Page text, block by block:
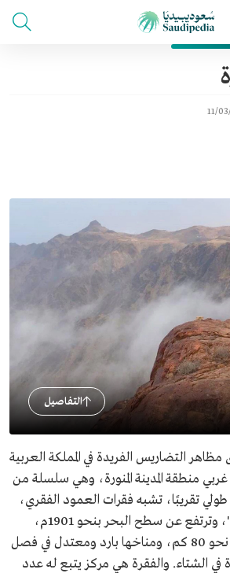
11/
التفاصيل
التضاريس الفريدة في المملكة العربية
منطقة المدينة المنورة، وهي سلسلة من
طولي تقريبًا، تشبه فقرات العمود الفقري،
ولذلك سميت "الفقرة"، وترتفع عن سطح البحر بنحو 1901م،
وتبعد عن المدينة المنورة نحو 80 كم، ومناخها بارد ومعتدل في فصل
الشتاء. والفقرة هي مركز يتبع له عدد